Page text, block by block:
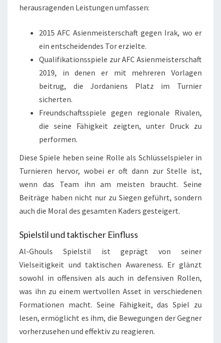
herausragenden Leistungen umfassen:
2015 AFC Asienmeisterschaft gegen Irak, wo er
ein entscheidendes Tor erzielte.
Qualifikationsspiele zur AFC Asienmeisterschaft
2019, in denen er mit mehreren Vorlagen
beitrug, die Jordaniens Platz im Turnier
sicherten.
Freundschaftsspiele gegen regionale Rivalen,
die seine Fähigkeit zeigten, unter Druck zu
performen.
Diese Spiele heben seine Rolle als Schlüsselspieler in
Turnieren hervor, wobei er oft dann zur Stelle ist,
wenn das Team ihn am meisten braucht. Seine
Beiträge haben nicht nur zu Siegen geführt, sondern
auch die Moral des gesamten Kaders gesteigert.
Spielstil und taktischer Einfluss
Al-Ghouls Spielstil ist geprägt von seiner
Vielseitigkeit und taktischen Awareness. Er glänzt
sowohl in offensiven als auch in defensiven Rollen,
was ihn zu einem wertvollen Asset in verschiedenen
Formationen macht. Seine Fähigkeit, das Spiel zu
lesen, ermöglicht es ihm, die Bewegungen der Gegner
vorherzusehen und effektiv zu reagieren.